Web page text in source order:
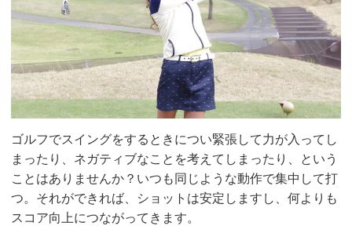
ゴルフでスイングをするときについ緊張して力が入ってし
まったり、ネガティブなことを考えてしまったり、という
ことはありませんか？いつも同じような動作で集中して打
つ。それができれば、ショットは安定しますし、何よりも
スコア向上につながってきます。